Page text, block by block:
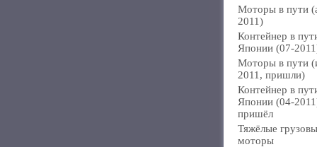
Моторы в пути
2011)
Контейнер в
Японии (07-
Моторы в пути
2011, пришли)
Контейнер в
Японии (04-
пришёл
Тяжёлые
моторы